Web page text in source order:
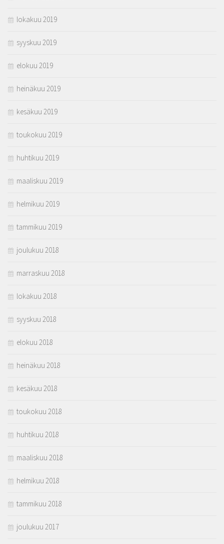
lokakuu 2019
syyskuu 2019
elokuu 2019
heinäkuu 2019
kesäkuu 2019
toukokuu 2019
huhtikuu 2019
maaliskuu 2019
helmikuu 2019
tammikuu 2019
joulukuu 2018
marraskuu 2018
lokakuu 2018
syyskuu 2018
elokuu 2018
heinäkuu 2018
kesäkuu 2018
toukokuu 2018
huhtikuu 2018
maaliskuu 2018
helmikuu 2018
tammikuu 2018
joulukuu 2017